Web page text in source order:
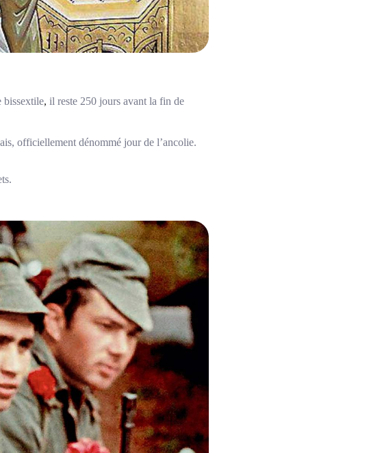
bissextile, il reste 250 jours avant la fin de
officiellement dénommé jour de l’ancolie.